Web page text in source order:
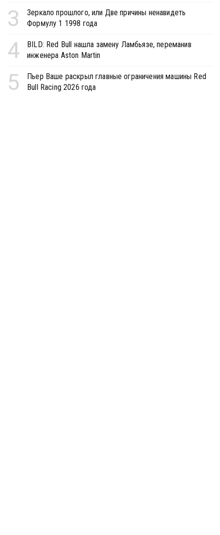
3
Зеркало прошлого, или Две причины ненавидеть
Формулу 1 1998 года
4
BILD: Red Bull нашла замену Ламбьязе, переманив
инженера Aston Martin
5
Пьер Ваше раскрыл главные ограничения машины Red
Bull Racing 2026 года